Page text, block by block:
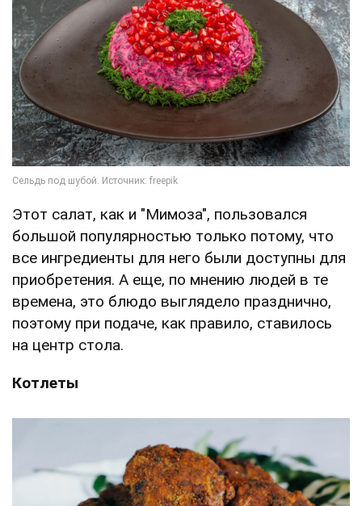
Этот салат, как и "Мимоза", пользовался
большой популярностью только потому, что
все ингредиенты для него были доступны для
приобретения. А еще, по мнению людей в те
времена, это блюдо выглядело празднично,
поэтому при подаче, как правило, ставилось
на центр стола.
Котлеты